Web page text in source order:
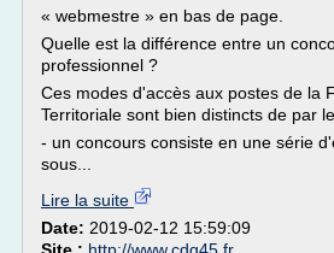
« webmestre » en bas de page.
Quelle est la différence entre un
professionnel ?
Ces modes d'accès aux postes de la
Territoriale sont bien distincts de par
- un concours consiste en une série
sous...
Lire la suite
Date: 2019-02-12 15:59:09